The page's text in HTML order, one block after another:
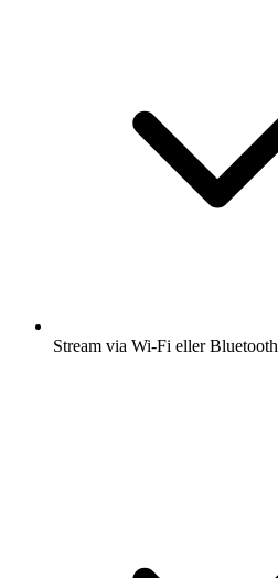
Stream via Wi-Fi eller Bluetooth